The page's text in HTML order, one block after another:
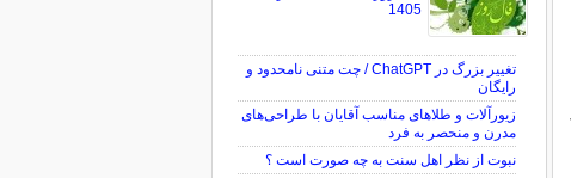
1405
تغییر بزرگ در ChatGPT / چت متنی نامحدود و
رایگان
زیورآلات و طلاهای مناسب آقایان با طراحی‌های
مدرن و منحصر به فرد
نبوت از نظر اهل سنت به چه صورت است ؟